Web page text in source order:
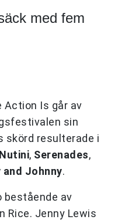
med fem
Action Is går av
sin
skörd resulterade i
, Serenades,
and Johnny.
bestående av
Rice. Jenny Lewis